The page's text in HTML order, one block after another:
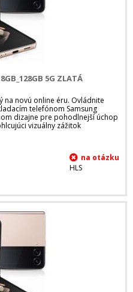
5G ZLATÁ
novú online éru. Ovládnite
telefónom Samsung
dizajne pre pohodlnejší úchop
vizuálny zážitok
HLS